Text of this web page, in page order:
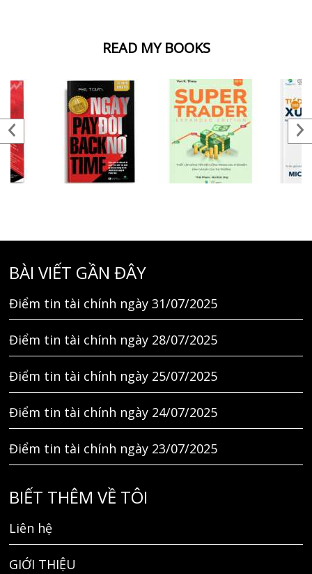
READ MY BOOKS
BÀI VIẾT GẦN ĐÂY
Điểm tin tài chính ngày 31/07/2025
Điểm tin tài chính ngày 28/07/2025
Điểm tin tài chính ngày 25/07/2025
Điểm tin tài chính ngày 24/07/2025
Điểm tin tài chính ngày 23/07/2025
BIẾT THÊM VỀ TÔI
Liên hệ
GIỚI THIỆU